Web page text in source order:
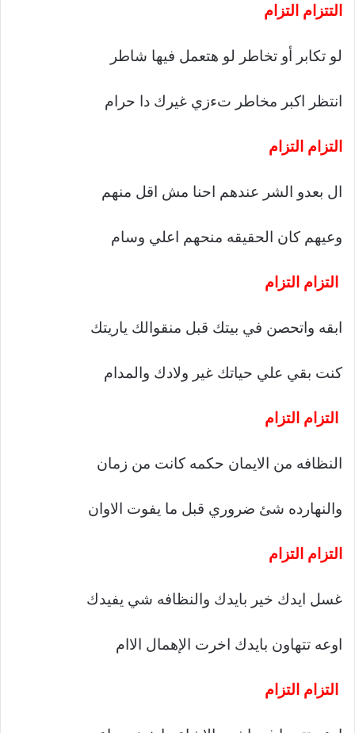
التتزام التزام
لو تكابر أو تخاطر لو هتعمل فيها شاطر
انتظر اكبر مخاطر تءزي غيرك دا حرام
التزام التزام
ال بعدو الشر عندهم احنا مش اقل منهم
وعيهم كان الحقيقه منحهم اعلي وسام
التزام التزام
ابقه واتحصن في بيتك قبل منقوالك ياريتك
كنت بقي علي حياتك غير ولادك والمدام
التزام التزام
النظافه من الايمان حكمه كانت من زمان
والنهارده شئ ضروري قبل ما يفوت الاوان
التزام التزام
غسل ايدك خير بايدك والنظافه شي يفيدك
اوعه تتهاون بايدك اخرت الإهمال الاام
التزام التزام